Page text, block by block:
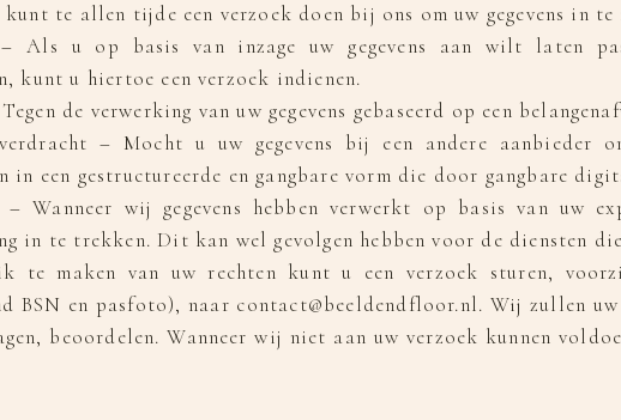
kunt te allen tijde een verzoek doen bij ons om uw gegevens in te
Als u op basis van inzage uw gegevens aan wilt laten
kunt u hiertoe een verzoek indienen.
de verwerking van uw gegevens gebaseerd op een
– Mocht u uw gegevens bij een andere aanbieder
in een gestructureerde en gangbare vorm die door gangbare
Wanneer wij gegevens hebben verwerkt op basis van uw
in te trekken. Dit kan wel gevolgen hebben voor de diensten
te maken van uw rechten kunt u een verzoek sturen,
BSN en pasfoto), naar contact@beeldendfloor.nl. Wij zullen
beoordelen. Wanneer wij niet aan uw verzoek kunnen